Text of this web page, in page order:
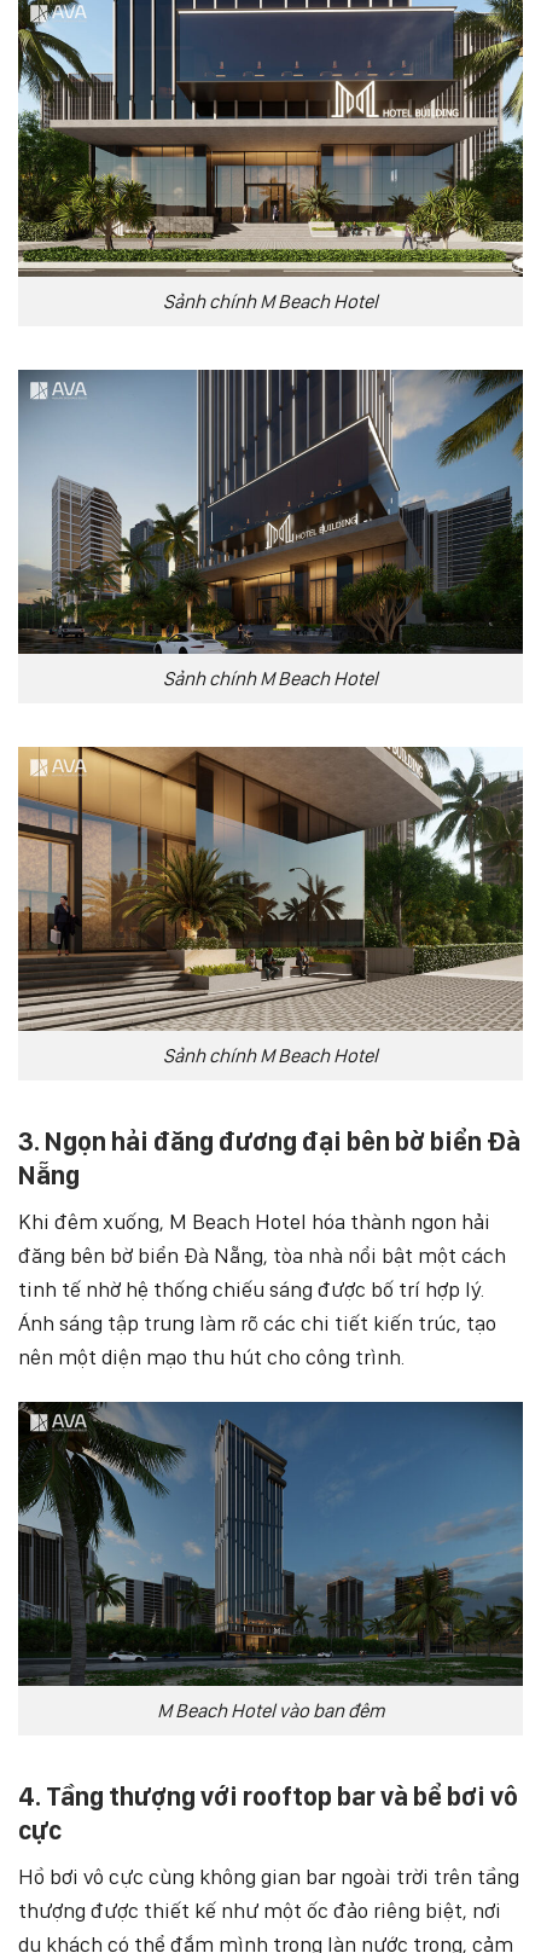
Sảnh chính M Beach Hotel
Sảnh chính M Beach Hotel
Sảnh chính M Beach Hotel
3. Ngọn hải đăng đương đại bên bờ biển Đà
Nẵng
Khi đêm xuống, M Beach Hotel hóa thành ngon hải
đăng bên bờ biển Đà Nẵng, tòa nhà nổi bật một cách
tinh tế nhờ hệ thống chiếu sáng được bố trí hợp lý.
Ánh sáng tập trung làm rõ các chi tiết kiến trúc, tạo
nên một diện mạo thu hút cho công trình.
M Beach Hotel vào ban đêm
4. Tầng thượng với rooftop bar và bể bơi vô
cực
Hồ bơi vô cực cùng không gian bar ngoài trời trên tầng
thượng được thiết kế như một ốc đảo riêng biệt, nơi
du khách có thể đắm mình trong làn nước trong, cảm